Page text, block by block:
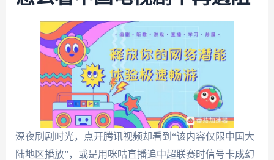
深夜刷剧时光，点开腾讯视频却看到“该内容仅限中国大
陆地区播放”，或是用咪咕直播追中超联赛时信号卡成幻